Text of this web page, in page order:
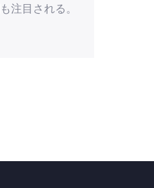
注目される。